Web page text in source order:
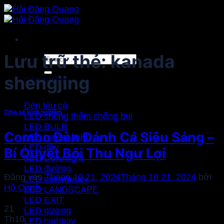
Bỏ
qua
dung
Search
for:
Sản phẩm
Đèn tàu cá
LED chống thấm chống bụi
LED BULB
LED Linear light
LED dây
LED Downlight
LED đường
LED emergency
LED LANDSCAPE
LED EXIT
LED gương
LED highbay
Lưu trữ thẻ:kanada
shengjing
Chia sẻ kinh nghiệm
Combo Đèn Đánh Cá Siêu Sáng –
Bí Quyết Bội Thu Ngư Lợi
Đăng vàoTháng 10 21, 2024Tháng 10 21, 2024 bởi
Hồ Oanh
21
Th10